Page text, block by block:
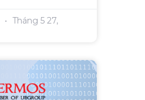
Tháng 5 27,